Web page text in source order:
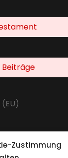
Zustimmung
Beiträge